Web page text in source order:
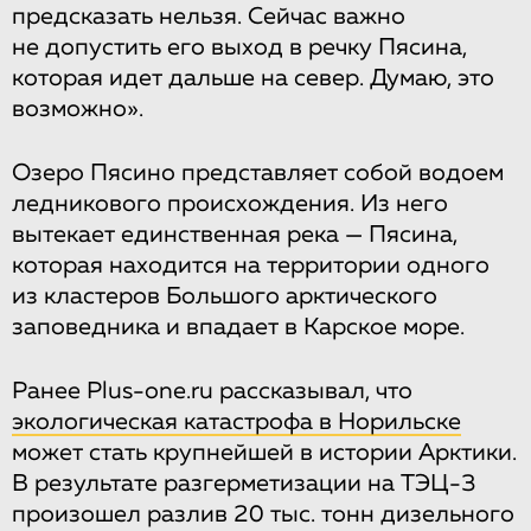
предсказать нельзя. Сейчас важно
не допустить его выход в речку Пясина,
которая идет дальше на север. Думаю, это
возможно».
Озеро Пясино представляет собой водоем
ледникового происхождения. Из него
вытекает единственная река — Пясина,
которая находится на территории одного
из кластеров Большого арктического
заповедника и впадает в Карское море.
Ранее Plus-one.ru рассказывал, что
экологическая катастрофа в Норильске
может стать крупнейшей в истории Арктики.
В результате разгерметизации на ТЭЦ-3
произошел разлив 20 тыс. тонн дизельного